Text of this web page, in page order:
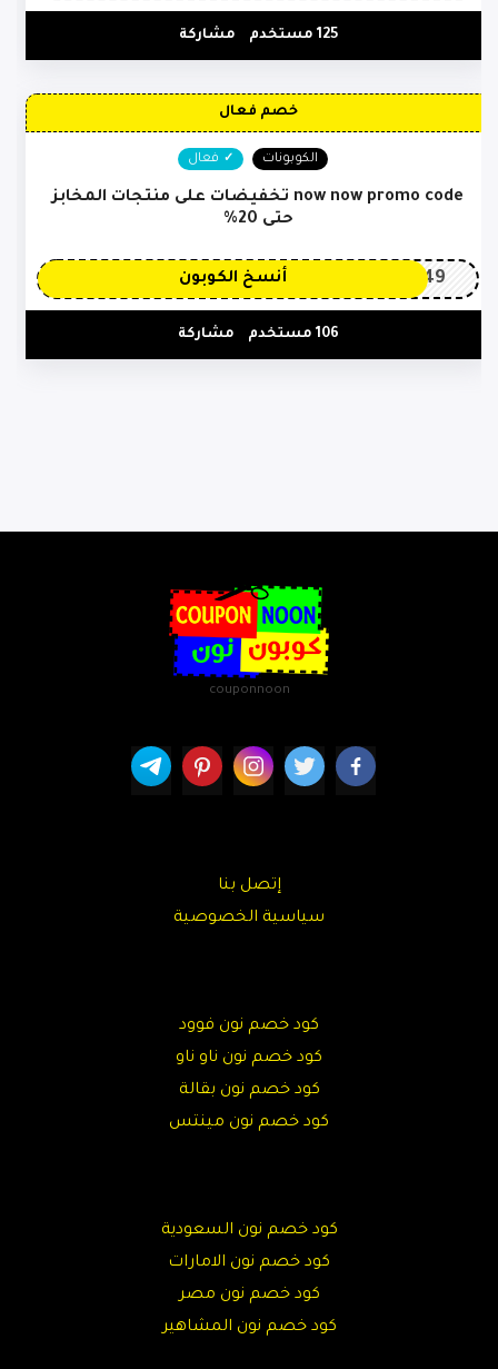
125 مستخدم مشاركة
خصم فعال
الكوبونات فعال
now now promo code تخفيضات على منتجات المخابز
حتى 20%
OP149 أنسخ الكوبون
106 مستخدم مشاركة
couponnoon
إتصل بنا
سياسية الخصوصية
كود خصم نون فوود
كود خصم نون ناو ناو
كود خصم نون بقالة
كود خصم نون مينتس
كود خصم نون السعودية
كود خصم نون الامارات
كود خصم نون مصر
كود خصم نون المشاهير